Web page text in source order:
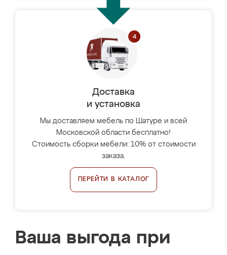
Доставка
и установка
Мы доставляем мебель по Шатуре и всей
Московской области бесплатно!
Стоимость сборки мебели: 10% от стоимости
заказа.
ПЕРЕЙТИ В КАТАЛОГ
Ваша выгода при